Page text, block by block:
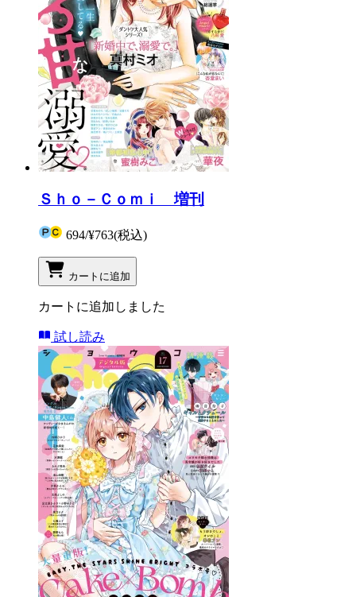
Ｓｈｏ－Ｃｏｍｉ 増刊
694/¥763(税込)
カートに追加
カートに追加しました
試し読み